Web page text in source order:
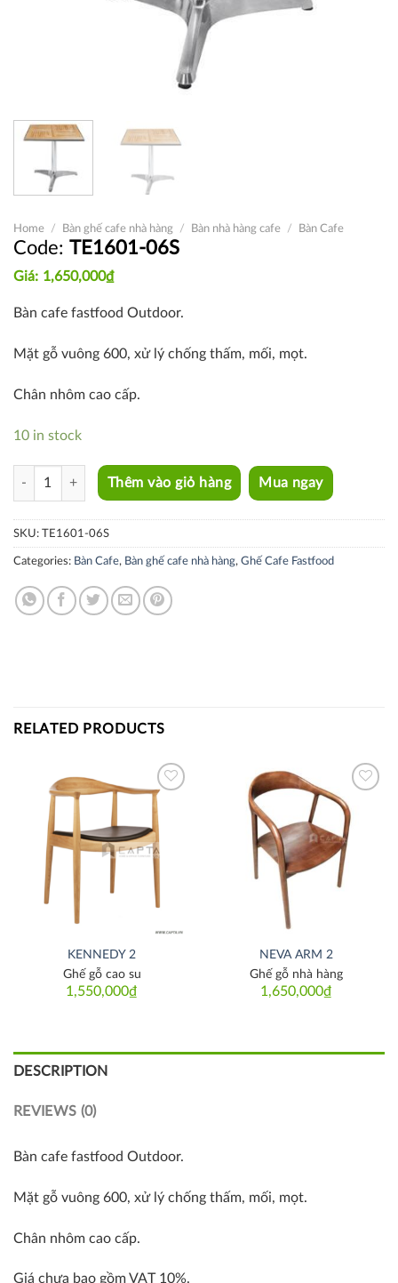
Home / Bàn ghế cafe nhà hàng / Bàn nhà hàng cafe / Bàn Cafe
TE1601-06S
1,650,000₫
Bàn cafe fastfood Outdoor.
Mặt gỗ vuông 600, xử lý chống thấm, mối, mọt.
Chân nhôm cao cấp.
10 in stock
TE1601-06S quantity
Thêm vào giỏ hàng Mua ngay
SKU: TE1601-06S
Categories: Bàn Cafe, Bàn ghế cafe nhà hàng, Ghế Cafe Fastfood
RELATED PRODUCTS
Thích
KENNEDY 2
1,550,000₫
Ghế gỗ cao su
Thích
NEVA ARM 2
1,650,000₫
Ghế gỗ nhà hàng
DESCRIPTION
REVIEWS (0)
Bàn cafe fastfood Outdoor.
Mặt gỗ vuông 600, xử lý chống thấm, mối, mọt.
Chân nhôm cao cấp.
Giá chưa bao gồm VAT 10%.